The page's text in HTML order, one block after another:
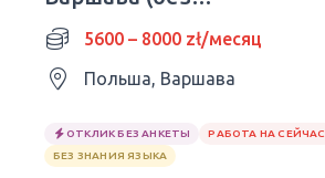
представительства)
5600 – 8000 zł/месяц
Польша, Варшава
ОТКЛИК БЕЗ АНКЕТЫ
РАБОТА НА СЕЙЧАС
БЕЗ ЗНАНИЯ ЯЗЫКА